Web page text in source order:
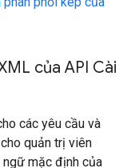
của API Cài
các yêu cầu và
quản trị viên
ngữ mặc định của